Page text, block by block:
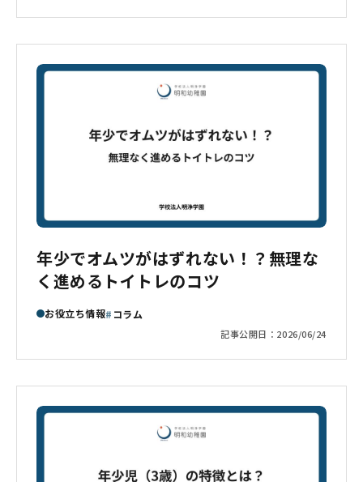
年少でオムツがはずれない！？無理な
く進めるトイトレのコツ
お役立ち情報 コラム
記事公開日： 2026/06/24